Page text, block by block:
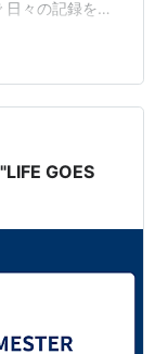
々の記録をつ
GOES